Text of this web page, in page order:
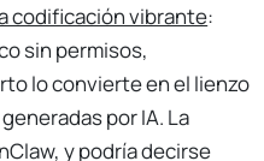
codificación vibrante:
sin permisos,
lo convierte en el lienzo
por IA. La
y podría decirse